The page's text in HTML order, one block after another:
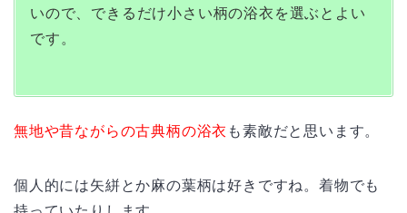
いので、できるだけ小さい柄の浴衣を選ぶとよい
です。
無地や昔ながらの古典柄の浴衣 も素敵だと思います。
個人的には矢絣とか麻の葉柄は好きですね。着物でも